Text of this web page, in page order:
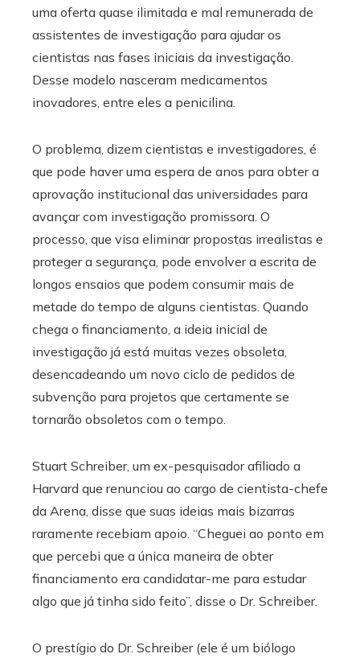
uma oferta quase ilimitada e mal remunerada de
assistentes de investigação para ajudar os
cientistas nas fases iniciais da investigação.
Desse modelo nasceram medicamentos
inovadores, entre eles a penicilina.
O problema, dizem cientistas e investigadores, é
que pode haver uma espera de anos para obter a
aprovação institucional das universidades para
avançar com investigação promissora. O
processo, que visa eliminar propostas irrealistas e
proteger a segurança, pode envolver a escrita de
longos ensaios que podem consumir mais de
metade do tempo de alguns cientistas. Quando
chega o financiamento, a ideia inicial de
investigação já está muitas vezes obsoleta,
desencadeando um novo ciclo de pedidos de
subvenção para projetos que certamente se
tornarão obsoletos com o tempo.
Stuart Schreiber, um ex-pesquisador afiliado a
Harvard que renunciou ao cargo de cientista-chefe
da Arena, disse que suas ideias mais bizarras
raramente recebiam apoio. “Cheguei ao ponto em
que percebi que a única maneira de obter
financiamento era candidatar-me para estudar
algo que já tinha sido feito”, disse o Dr. Schreiber.
O prestígio do Dr. Schreiber (ele é um biólogo